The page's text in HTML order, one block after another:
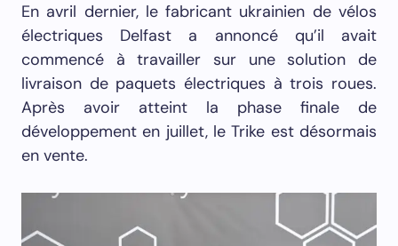
En avril dernier, le fabricant ukrainien de vélos
électriques Delfast a annoncé qu’il avait
commencé à travailler sur une solution de
livraison de paquets électriques à trois roues.
Après avoir atteint la phase finale de
développement en juillet, le Trike est désormais
en vente.